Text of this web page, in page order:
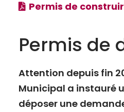
Permis de
Permis de
Attention depuis fin
Municipal a instauré
déposer une